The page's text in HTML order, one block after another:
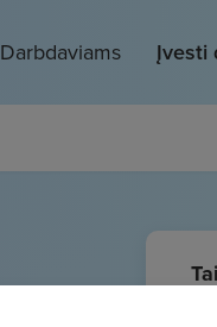
Darbdaviams Įvesti